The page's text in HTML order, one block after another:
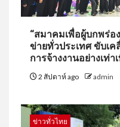
“สมาคมเพื่อผู้บกพร่อ
ข่ายทั่วประเทศ ขับเ
การจ้างงานอย่างเท่า
2 สัปดาห์ ago admin
ข่าวทั่วไทย